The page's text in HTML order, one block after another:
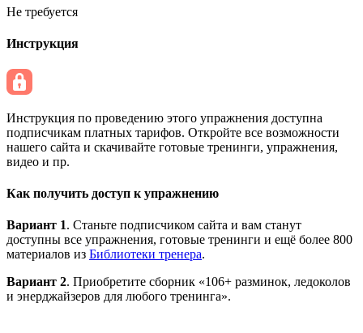
Не требуется
Инструкция
Инструкция по проведению этого упражнения доступна
подписчикам платных тарифов. Откройте все возможности
нашего сайта и скачивайте готовые тренинги, упражнения,
видео и пр.
Как получить доступ к упражнению
Вариант 1. Станьте подписчиком сайта и вам станут
доступны все упражнения, готовые тренинги и ещё более 800
материалов из Библиотеки тренера.
Вариант 2. Приобретите сборник «106+ разминок, ледоколов
и энерджайзеров для любого тренинга».